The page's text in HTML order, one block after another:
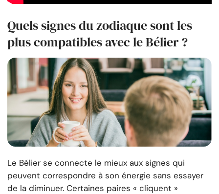
Quels signes du zodiaque sont les
plus compatibles avec le Bélier ?
Le Bélier se connecte le mieux aux signes qui
peuvent correspondre à son énergie sans essayer
de la diminuer. Certaines paires « cliquent »